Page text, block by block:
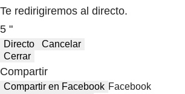
Te redirigiremos al directo.
5 "
Directo
Cancelar
Cerrar
Compartir
Compartir en Facebook Facebook